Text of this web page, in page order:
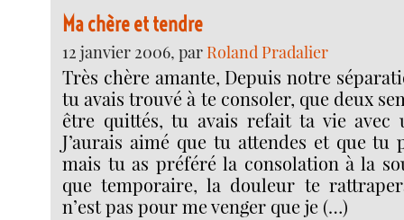
Ma chère et tendre
12 janvier 2006, par Roland Pradalier
Très chère amante, Depuis notre
tu avais trouvé à te consoler, que deux
être quittés, tu avais refait ta vie avec
J’aurais aimé que tu attendes et que tu
mais tu as préféré la consolation à la
que temporaire, la douleur te
n’est pas pour me venger que je (…)